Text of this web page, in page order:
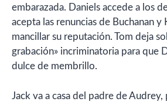
embarazada. Daniels accede a los
acepta las renuncias de Buchanan y
mancillar su reputación. Tom deja
grabación» incriminatoria para que
dulce de membrillo.
Jack va a casa del padre de Audrey,